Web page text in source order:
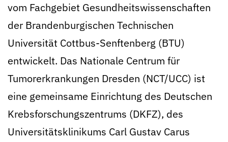
vom Fachgebiet Gesundheitswissenschaften
der Brandenburgischen Technischen
Universität Cottbus-Senftenberg (BTU)
entwickelt. Das Nationale Centrum für
Tumorerkrankungen Dresden (NCT/UCC) ist
eine gemeinsame Einrichtung des Deutschen
Krebsforschungszentrums (DKFZ), des
Universitätsklinikums Carl Gustav Carus